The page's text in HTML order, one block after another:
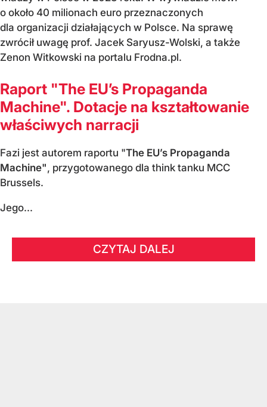
o około 40 milionach euro przeznaczonych
dla organizacji działających w Polsce. Na sprawę
zwrócił uwagę prof. Jacek Saryusz-Wolski, a także
Zenon Witkowski na portalu Frodna.pl.
Raport "The EU’s Propaganda
Machine". Dotacje na kształtowanie
właściwych narracji
Fazi jest autorem raportu "The EU’s Propaganda
Machine", przygotowanego dla think tanku MCC
Brussels.
Jego...
CZYTAJ DALEJ